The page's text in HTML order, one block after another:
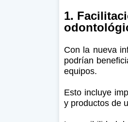
1.
Con la nueva
podrían
equipos.
Esto incluye
y productos de